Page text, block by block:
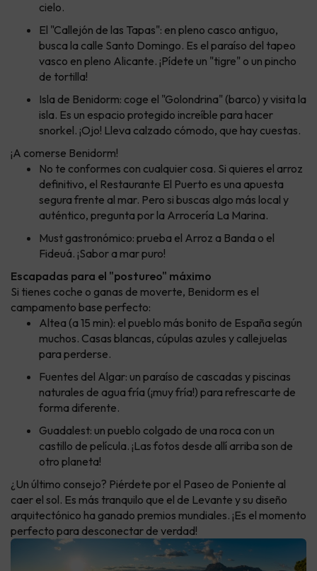
cielo.
El "Callejón de las Tapas": en pleno casco antiguo,
busca la calle Santo Domingo. Es el paraíso del tapeo
vasco en pleno Alicante. ¡Pídete un "tigre" o un pincho
de tortilla!
Isla de Benidorm: coge el "Golondrina" (barco) y visita la
isla. Es un espacio protegido increíble para hacer
snorkel. ¡Ojo! Lleva calzado cómodo, que hay cuestas.
¡A comerse Benidorm!
No te conformes con cualquier cosa. Si quieres el arroz
definitivo, el Restaurante El Puerto es una apuesta
segura frente al mar. Pero si buscas algo más local y
auténtico, pregunta por la Arrocería La Marina.
Must gastronómico: prueba el Arroz a Banda o el
Fideuá. ¡Sabor a mar puro!
Escapadas para el "postureo" máximo
Si tienes coche o ganas de moverte, Benidorm es el
campamento base perfecto:
Altea (a 15 min): el pueblo más bonito de España según
muchos. Casas blancas, cúpulas azules y callejuelas
para perderse.
Fuentes del Algar: un paraíso de cascadas y piscinas
naturales de agua fría (¡muy fría!) para refrescarte de
forma diferente.
Guadalest: un pueblo colgado de una roca con un
castillo de película. ¡Las fotos desde allí arriba son de
otro planeta!
¿Un último consejo? Piérdete por el Paseo de Poniente al
caer el sol. Es más tranquilo que el de Levante y su diseño
arquitectónico ha ganado premios mundiales. ¡Es el momento
perfecto para desconectar de verdad!